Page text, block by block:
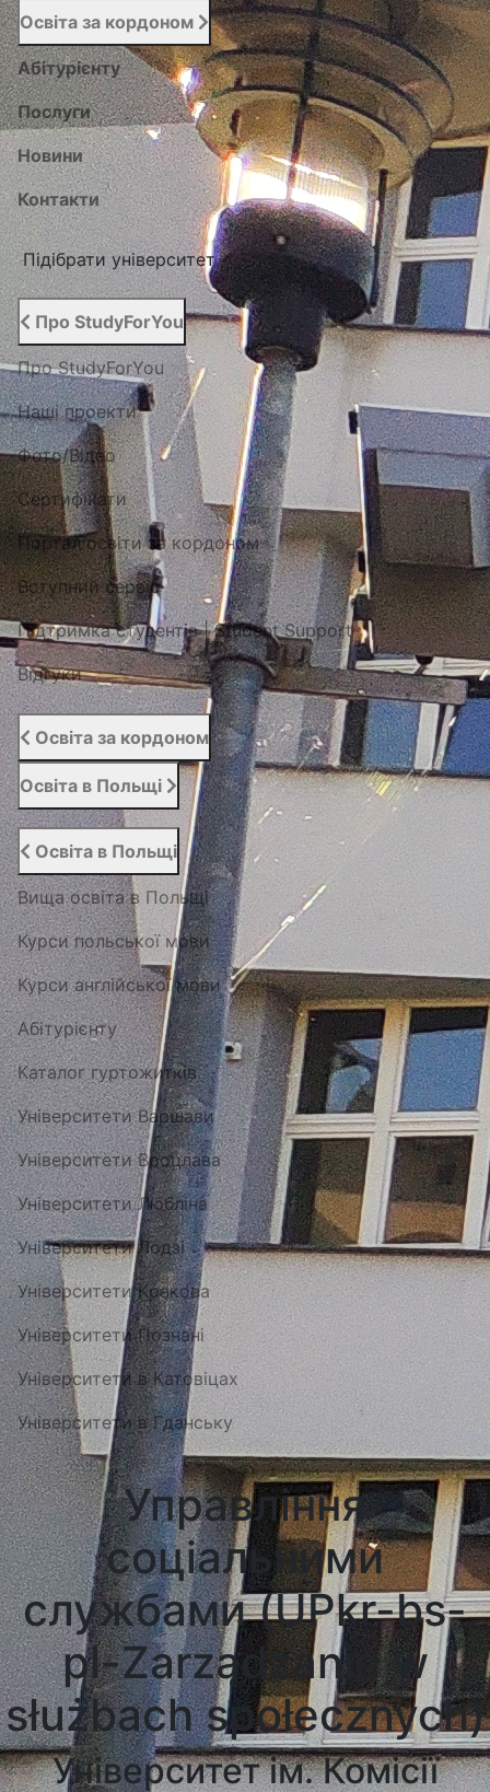
Освіта за кордоном
Абітурієнту
Послуги
Новини
Контакти
Підібрати університет
Про StudyForYou
Про StudyForYou
Наші проекти
Фото/Відео
Сертифікати
Портал освіти за кордоном
Вступний сервіс
Підтримка студентів | Student Support
Відгуки
Освіта за кордоном
Освіта в Польщі
Освіта в Польщі
Вища освіта в Польщі
Курси польської мови
Курси англійської мови
Абітурієнту
Каталог гуртожитків
Університети Варшави
Університети Вроцлава
Університети Любліна
Університети Лодзі
Університети Кракова
Університети Познані
Університети в Катовіцах
Університети в Гданську
Управління
соціальними
службами (UPkr-bs-
pl-Zarządzanie w
służbach społecznych)
Університет ім. Комісії